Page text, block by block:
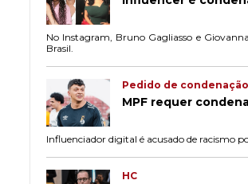
No Instagram, Bruno Gagliasso e
Brasil.
Pedido de condenação
MPF requer
Influenciador digital é acusado de racismo
HC